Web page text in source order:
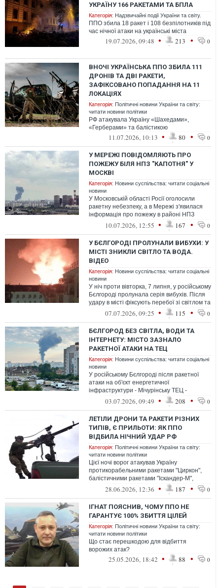
УКРАЇНУ 166 РАКЕТАМИ ТА БПЛА
Категорія: Надзвичайні події України та світу.
ППО збила 18 ракет і 108 безпілотників під
час нічної атаки на українські міста
19.07.2026, 09:48 • 213 • 0
ВНОЧІ УКРАЇНСЬКА ППО ЗБИЛА 111
ДРОНІВ ТА ДВІ РАКЕТИ,
ЗАФІКСОВАНО ПОПАДАННЯ НА 11
ЛОКАЦІЯХ
Категорія: Політичні новини України та світу:
читати новини політики
РФ атакувала Україну «Шахедами»,
«Герберами» та балістикою
11.07.2026, 10:13 • 80 • 0
У МЕРЕЖІ ПОВІДОМЛЯЮТЬ ПРО
ПОЖЕЖУ БІЛЯ НПЗ "КАПОТНЯ" У
МОСКВІ
Категорія: Новини суспільства: читати соціальні
новини
У Московській області Росії оголосили
ракетну небезпеку, а в Мережі з'явилася
інформація про пожежу в районі НПЗ
Капотня в Москві
10.07.2026, 12:55 • 167 • 0
У БЄЛГОРОДІ ПРОЛУНАЛИ ВИБУХИ: У
МІСТІ ЗНИКЛИ СВІТЛО ТА ВОДА.
ВІДЕО
Категорія: Новини суспільства: читати соціальні
новини
У ніч проти вівторка, 7 липня, у російському
Бєлгороді пролунала серія вибухів. Після
удару в місті фіксують перебої зі світлом та
водопостачанням.
07.07.2026, 09:25 • 115 • 0
БЄЛГОРОД БЕЗ СВІТЛА, ВОДИ ТА
ІНТЕРНЕТУ: МІСТО ЗАЗНАЛО
РАКЕТНОЇ АТАКИ НА ТЕЦ
Категорія: Новини суспільства: читати соціальні
новини
У російському Бєлгороді після ракетної
атаки на об'єкт енергетичної
інфраструктури - Мічурінську ТЕЦ -
зафіксовано масштабні перебої із
життєзабезпече...
03.07.2026, 09:49 • 208 • 0
ЛЕТІЛИ ДРОНИ ТА РАКЕТИ РІЗНИХ
ТИПІВ, Є ПРИЛЬОТИ: ЯК ППО
ВІДБИЛА НІЧНИЙ УДАР РФ
Категорія: Політичні новини України та світу:
читати новини політики
Цієї ночі ворог атакував Україну
протикорабельними ракетами "Циркон",
балістичними ракетами "Іскандер-М",
ударними дронами та дронами-
28.06.2026, 12:36 • 187 • 0
ІГНАТ ПОЯСНИВ, ЧОМУ ППО НЕ
ГАРАНТУЄ 100% ЗБИТТЯ ЦІЛЕЙ
Категорія: Політичні новини України та світу:
читати новини політики
Що стає перешкодою для відбиття
ворожих атак?
25.05.2026, 18:42 • 88 • 0